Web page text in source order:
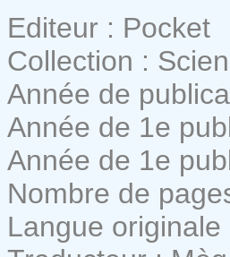
Editeur : Pocket
Collection :
Année de
Année de 1e
Année de 1e
Nombre de
Langue originale